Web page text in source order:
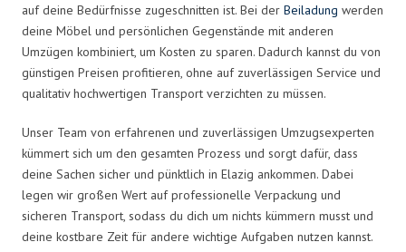
auf deine Bedürfnisse zugeschnitten ist. Bei der Beiladung werden
deine Möbel und persönlichen Gegenstände mit anderen
Umzügen kombiniert, um Kosten zu sparen. Dadurch kannst du von
günstigen Preisen profitieren, ohne auf zuverlässigen Service und
qualitativ hochwertigen Transport verzichten zu müssen.
Unser Team von erfahrenen und zuverlässigen Umzugsexperten
kümmert sich um den gesamten Prozess und sorgt dafür, dass
deine Sachen sicher und pünktlich in Elazig ankommen. Dabei
legen wir großen Wert auf professionelle Verpackung und
sicheren Transport, sodass du dich um nichts kümmern musst und
deine kostbare Zeit für andere wichtige Aufgaben nutzen kannst.